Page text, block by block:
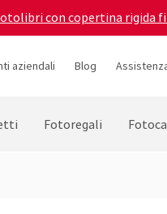
con copertina rigida
aziendali Blog
Fotoregali